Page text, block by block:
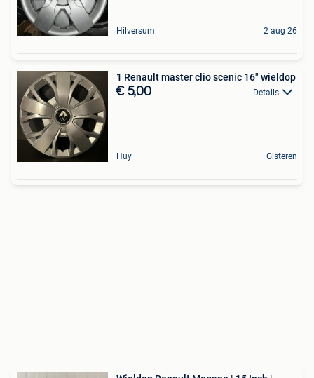
Hilversum 2 aug 26
1 Renault master clio scenic 16" wieldop
€ 5,00 Details
Huy Gisteren